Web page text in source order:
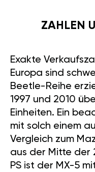
ZAHLEN
Exakte
Europa sind
Beetle-Reihe
1997 und 2010
Einheiten. Ein
mit solch einem
Vergleich zum
aus der Mitte der
PS ist der MX-5